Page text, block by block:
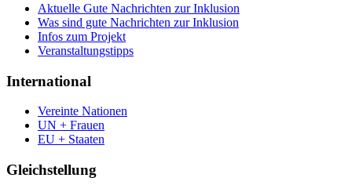
Aktuelle Gute Nachrichten zur Inklusion
Was sind gute Nachrichten zur Inklusion
Infos zum Projekt
Veranstaltungstipps
International
Vereinte Nationen
UN + Frauen
EU + Staaten
Gleichstellung